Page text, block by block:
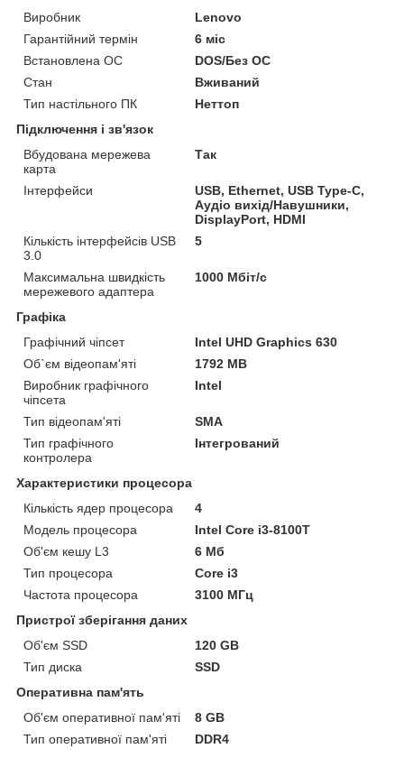
Виробник
Lenovo
Гарантійний термін
6 міс
Встановлена ОС
DOS/Без ОС
Стан
Вживаний
Тип настільного ПК
Неттоп
Підключення і зв'язок
Вбудована мережева
карта
Так
Інтерфейси
USB, Ethernet, USB Type-C,
Аудіо вихід/Навушники,
DisplayPort, HDMI
Кількість інтерфейсів USB
3.0
5
Максимальна швидкість
мережевого адаптера
1000 Мбіт/с
Графіка
Графічний чіпсет
Intel UHD Graphics 630
Об`єм відеопам'яті
1792 MB
Виробник графічного
чіпсета
Intel
Тип відеопам'яті
SMA
Тип графічного
контролера
Інтегрований
Характеристики процесора
Кількість ядер процесора
4
Модель процесора
Intel Core i3-8100T
Об'єм кешу L3
6 Мб
Тип процесора
Core i3
Частота процесора
3100 МГц
Пристрої зберігання даних
Об'єм SSD
120 GB
Тип диска
SSD
Оперативна пам'ять
Об'єм оперативної пам'яті
8 GB
Тип оперативної пам'яті
DDR4